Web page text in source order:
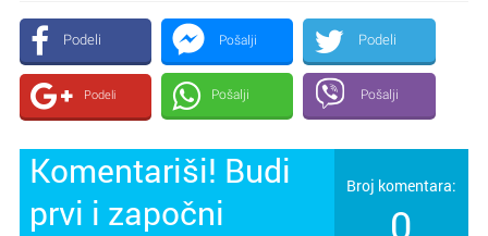
Podeli Pošalji Podeli
Podeli Pošalji Pošalji
Komentariši! Budi
prvi i započni
Broj komentara:
0